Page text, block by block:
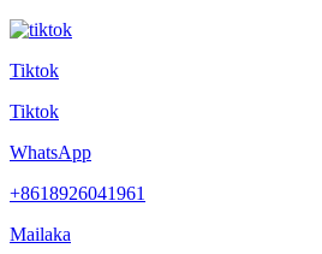
Tiktok
Tiktok
WhatsApp
+8618926041961
Mailaka